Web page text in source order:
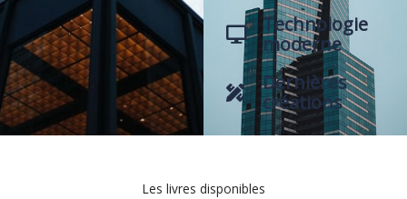
Technologie
moderne
Dernières
créations
Les livres disponibles